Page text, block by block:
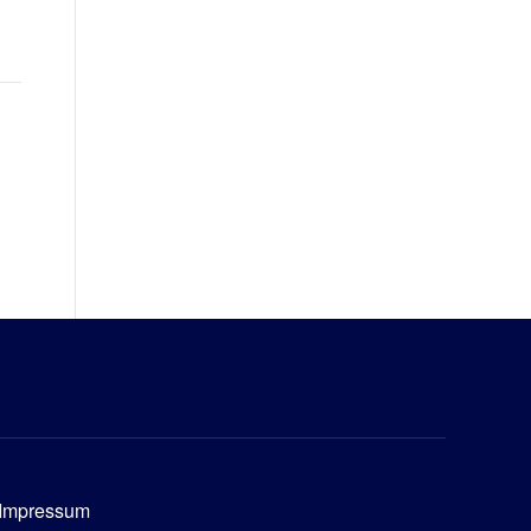
Impressum